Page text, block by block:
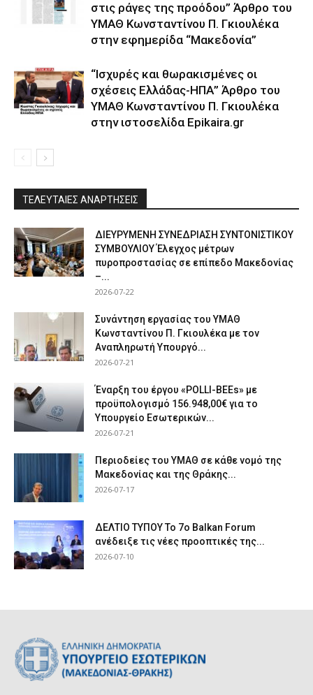
στις ράγες της προόδου” Άρθρο του
ΥΜΑΘ Κωνσταντίνου Π. Γκιουλέκα
στην εφημερίδα “Μακεδονία”
“Ισχυρές και θωρακισμένες οι
σχέσεις Ελλάδας-ΗΠΑ” Άρθρο του
ΥΜΑΘ Κωνσταντίνου Π. Γκιουλέκα
στην ιστοσελίδα Epikaira.gr
ΤΕΛΕΥΤΑΙΕΣ ΑΝΑΡΤΗΣΕΙΣ
ΔΙΕΥΡΥΜΕΝΗ ΣΥΝΕΔΡΙΑΣΗ ΣΥΝΤΟΝΙΣΤΙΚΟΥ
ΣΥΜΒΟΥΛΙΟΥ Έλεγχος μέτρων
πυροπροστασίας σε επίπεδο Μακεδονίας
–...
2026-07-22
Συνάντηση εργασίας του ΥΜΑΘ
Κωνσταντίνου Π. Γκιουλέκα με τον
Αναπληρωτή Υπουργό...
2026-07-21
Έναρξη του έργου «POLLI-BEEs» με
προϋπολογισμό 156.948,00€ για το
Υπουργείο Εσωτερικών...
2026-07-21
Περιοδείες του ΥΜΑΘ σε κάθε νομό της
Μακεδονίας και της Θράκης...
2026-07-17
ΔΕΛΤΙΟ ΤΥΠΟΥ Το 7ο Balkan Forum
ανέδειξε τις νέες προοπτικές της...
2026-07-10